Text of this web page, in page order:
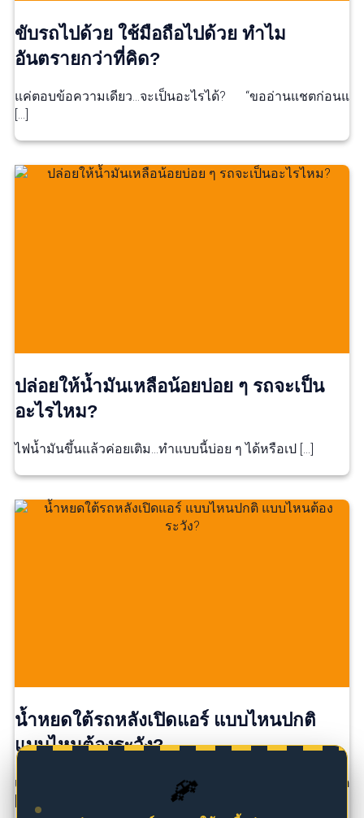
🚗
ขับรถไปด้วย ใช้มือถือไปด้วย ทำไม
อันตรายกว่าที่คิด?
แค่ตอบข้อความเดียว…จะเป็นอะไรได้? “ขออ่านแชตก่อนแ
[…]
ปล่อยให้น้ำมันเหลือน้อยบ่อย ๆ รถจะเป็น
อะไรไหม?
ไฟน้ำมันขึ้นแล้วค่อยเติม…ทำแบบนี้บ่อย ๆ ได้หรือเป […]
น้ำหยดใต้รถหลังเปิดแอร์ แบบไหนปกติ
แบบไหนต้องระวัง?
เคยไหม? จอดรถหลังขับเสร็จ แล้วสังเกตเห็น มีน้ำหยดอยู่ใต